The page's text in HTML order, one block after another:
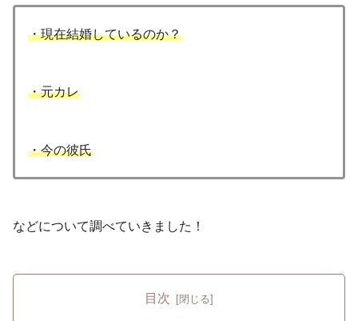
・現在結婚しているのか？
・元カレ
・今の彼氏
などについて調べていきました！
目次